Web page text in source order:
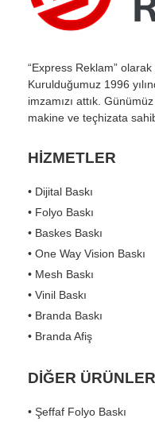
“Express Reklam”
Kurulduğumuz 1996
imzamızı attık.
makine ve teçhizata
HİZMETLER
• Dijital Baskı
• Folyo Baskı
• Baskes Baskı
• One Way Vision Baskı
• Mesh Baskı
• Vinil Baskı
• Branda Baskı
• Branda Afiş
DİĞER ÜRÜNLER
• Şeffaf Folyo Baskı